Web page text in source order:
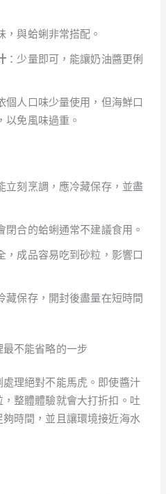
，與蛤蜊非常搭配。
：少量即可，能讓奶油醬更俐
個人口味少量使用，但海鮮口
以免風味過重。
立刻烹調，應冷藏保存，並盡
閉合的蛤蜊通常不建議食用。
，成品容易吃到砂粒，影響口
藏保存，開封後盡量在短時間
不能省略的一步
理絕對不能馬虎。即使醬汁
整體體驗就會大打折扣。吐
時間，並且讓環境接近海水